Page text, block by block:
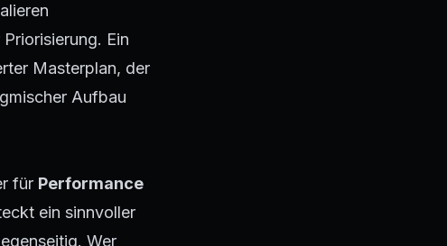
Ein
Masterplan, der
Aufbau
für Performance
ein sinnvoller
Wer